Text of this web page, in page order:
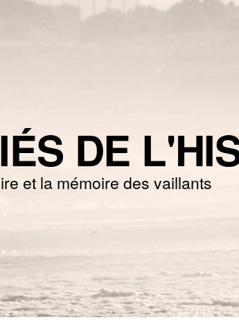
DE
et la mémoire des vaillants